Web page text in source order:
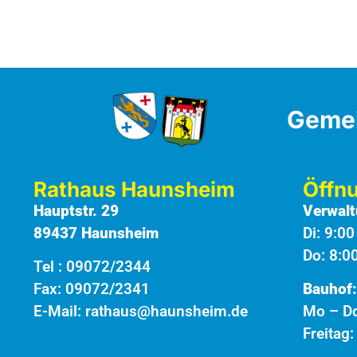
Rathaus Haunsheim
Hauptstr. 29
89437 Haunsheim
Tel : 09072/2344
Fax: 09072/2341
E-Mail: rathaus@haunsheim.de
Di:
Do:
Bauhof:
Mo –